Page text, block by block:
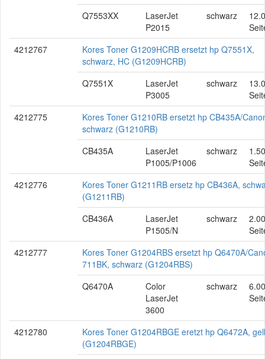
Q7553XX
LaserJet
P2015
schwarz
4212767
Kores Toner G1209HCRB ersetzt hp Q7551X,
schwarz, HC (G1209HCRB)
Q7551X
LaserJet
P3005
schwarz
4212775
Kores Toner G1210RB ersetzt hp CB435A/
schwarz (G1210RB)
CB435A
LaserJet
P1005/P1006
schwarz
4212776
Kores Toner G1211RB ersetz hp CB436A,
(G1211RB)
CB436A
LaserJet
P1505/N
schwarz
4212777
Kores Toner G1204RBS ersetzt hp Q6470A/
711BK, schwarz (G1204RBS)
Q6470A
Color
LaserJet
3600
schwarz
4212780
Kores Toner G1204RBGE eretzt hp Q6472A,
(G1204RBGE)